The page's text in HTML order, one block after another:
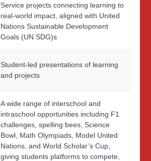
Service projects connecting learning to
real-world impact, aligned with United
Nations Sustainable Development
Goals (UN SDG)s
Student-led presentations of learning
and projects
A wide range of interschool and
intraschool opportunities including F1
challenges, spelling bees, Science
Bowl, Math Olympiads, Model United
Nations, and World Scholar’s Cup,
giving students platforms to compete,